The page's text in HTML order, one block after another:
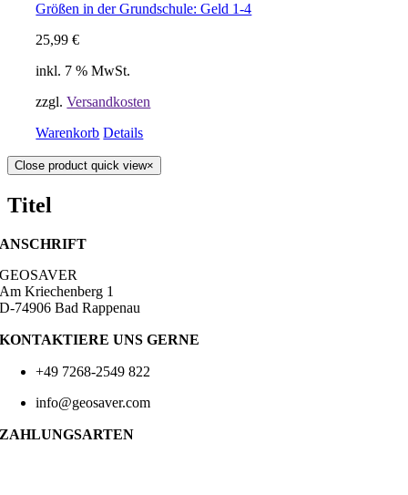
Größen in der Grundschule: Geld 1-4
25,99€
inkl. 7 % MwSt.
zzgl.Versandkosten
Warenkorb Details
Close product quick view×
Titel
ANSCHRIFT
GEOSAVER
Am Kriechenberg 1
D-74906 Bad Rappenau
KONTAKTIERE UNS GERNE
+49 7268-2549 822
info@geosaver.com
ZAHLUNGSARTEN